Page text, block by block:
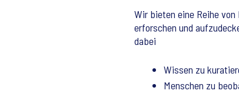
Wir bieten eine Reihe
erforschen und
dabei
Wissen zu
Menschen zu